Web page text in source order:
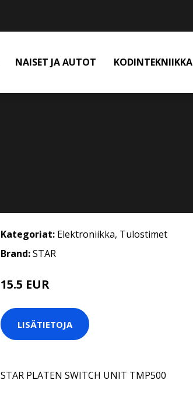
NAISET JA AUTOT KODINTEKNIIKKA
Kategoriat: Elektroniikka, Tulostimet
Brand:STAR
15.5 EUR
LISÄTIETOJA
STAR PLATEN SWITCH UNIT TMP500